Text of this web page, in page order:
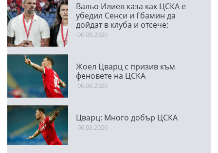
Вальо Илиев каза как ЦСКА е
убедил Сенси и Гбамин да
дойдат в клуба и отсече:
Направихме изключителен
06.08.2026
Жоел Цварц с призив към
феновете на ЦСКА
06.08.2026
Цварц: Много добър ЦСКА
06.08.2026